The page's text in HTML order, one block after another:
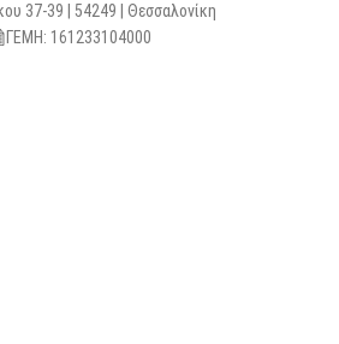
37-39 | 54249 | Θεσσαλονίκη
ΓΕΜΗ: 161233104000